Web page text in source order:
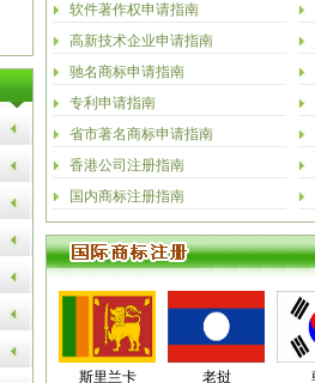
软件著作权申请指南
高新技术企业申请指南
驰名商标申请指南
专利申请指南
省市著名商标申请指南
香港公司注册指南
国内商标注册指南
斯里兰卡 老挝